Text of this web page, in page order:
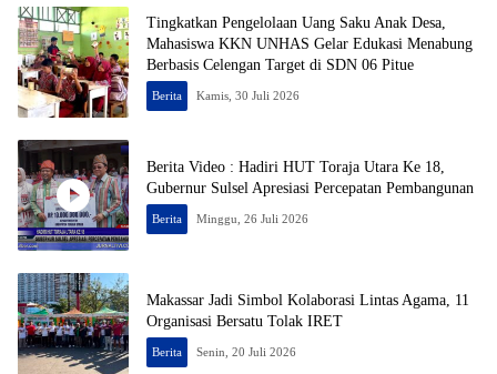
Tingkatkan Pengelolaan Uang Saku Anak Desa,
Mahasiswa KKN UNHAS Gelar Edukasi Menabung
Berbasis Celengan Target di SDN 06 Pitue
Berita Kamis, 30 Juli 2026
Berita Video : Hadiri HUT Toraja Utara Ke 18,
Gubernur Sulsel Apresiasi Percepatan Pembangunan
Berita Minggu, 26 Juli 2026
Makassar Jadi Simbol Kolaborasi Lintas Agama, 11
Organisasi Bersatu Tolak IRET
Berita Senin, 20 Juli 2026